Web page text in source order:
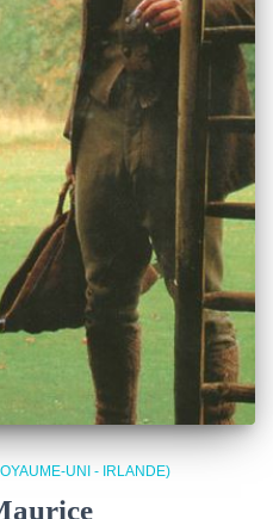
UNI - IRLANDE)